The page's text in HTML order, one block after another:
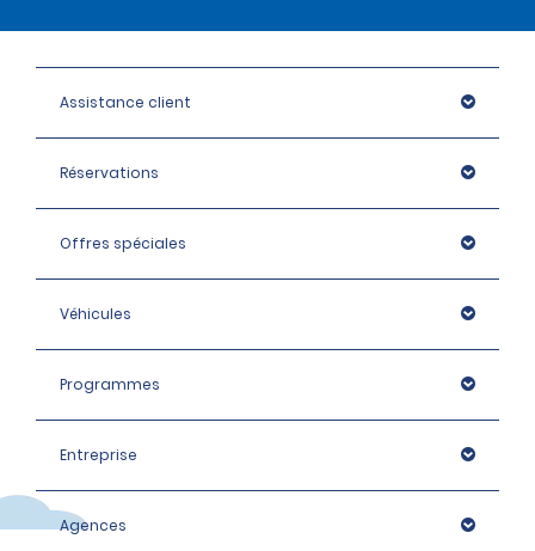
Assistance client
Réservations
Offres spéciales
Véhicules
Programmes
Entreprise
Agences